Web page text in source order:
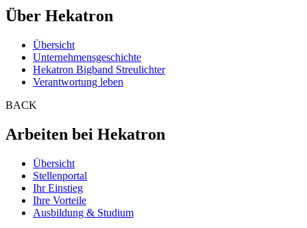
Über Hekatron
Übersicht
Unternehmensgeschichte
Hekatron Bigband Streulichter
Verantwortung leben
BACK
Arbeiten bei Hekatron
Übersicht
Stellenportal
Ihr Einstieg
Ihre Vorteile
Ausbildung & Studium